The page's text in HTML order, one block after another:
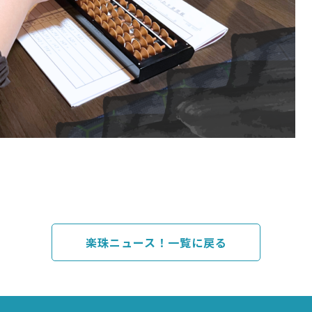
楽珠ニュース！一覧に戻る